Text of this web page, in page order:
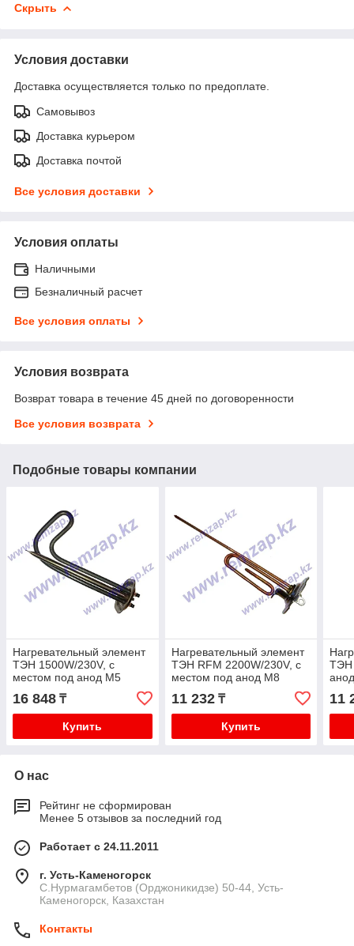
Скрыть
Условия доставки
Доставка осуществляется только по предоплате.
Самовывоз
Доставка курьером
Доставка почтой
Все условия доставки
Условия оплаты
Наличными
Безналичный расчет
Все условия оплаты
Условия возврата
Возврат товара в течение 45 дней по договоренности
Все условия возврата
Подобные товары компании
Нагревательный элемент
ТЭН 1500W/230V, с
местом под анод М5
(Ariston Ti-Shape)
65150049
16 848 ₸
Купить
Нагревательный элемент
ТЭН RFM 2200W/230V, с
местом под анод М8
11 232₸
Купить
ТЭН
11
О нас
Рейтинг не сформирован
Менее 5 отзывов за последний год
Работает с 24.11.2011
г. Усть-Каменогорск
С.Нурмагамбетов (Орджоникидзе) 50-44, Усть-
Каменогорск, Казахстан
Контакты